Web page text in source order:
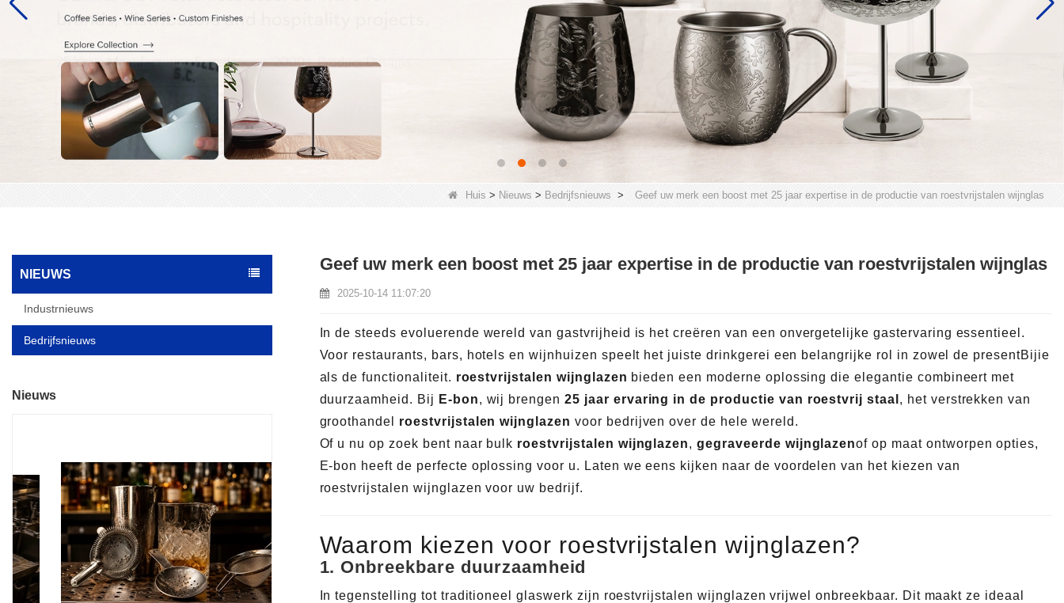
Huis > Nieuws > Bedrijfsnieuws > Geef uw merk een boost met 25 jaar expertise in de productie van roestvrijstalen wijnglas
NIEUWS
Industrnieuws
Bedrijfsnieuws
Nieuws
Geef uw merk een boost met 25 jaar expertise in de productie van roestvrijstalen wijnglas
2025-10-14 11:07:20
In de steeds evoluerende wereld van gastvrijheid is het creëren van een onvergetelijke gastervaring essentieel.
Voor restaurants, bars, hotels en wijnhuizen speelt het juiste drinkgerei een belangrijke rol in zowel de presentBijie
als de functionaliteit. roestvrijstalen wijnglazen bieden een moderne oplossing die elegantie combineert met
duurzaamheid. Bij E-bon, wij brengen25 jaar ervaring in de productie van roestvrij staal , het verstrekken van
groothandel roestvrijstalen wijnglazen voor bedrijven over de hele wereld.
Of u nu op zoek bent naar bulk roestvrijstalen wijnglazen,gegraveerde wijnglazenof op maat ontworpen opties,
E-bon heeft de perfecte oplossing voor u. Laten we eens kijken naar de voordelen van het kiezen van
roestvrijstalen wijnglazen voor uw bedrijf.
Waarom kiezen voor roestvrijstalen wijnglazen?
1. Onbreekbare duurzaamheid
In tegenstelling tot traditioneel glaswerk zijn roestvrijstalen wijnglazen vrijwel onbreekbaar. Dit maakt ze ideaal